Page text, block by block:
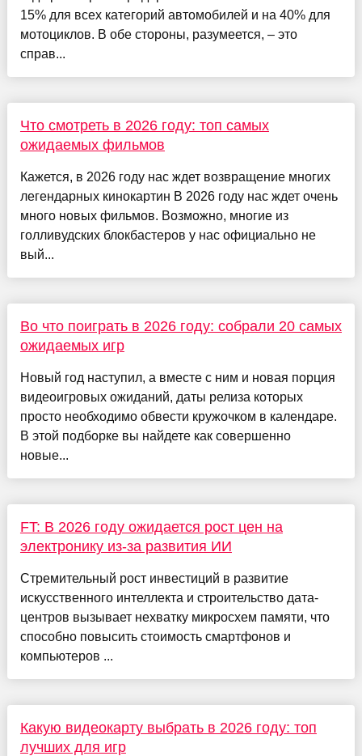
15% для всех категорий автомобилей и на 40% для
мотоциклов. В обе стороны, разумеется, – это
справ...
Что смотреть в 2026 году: топ самых
ожидаемых фильмов
Кажется, в 2026 году нас ждет возвращение многих
легендарных кинокартин В 2026 году нас ждет очень
много новых фильмов. Возможно, многие из
голливудских блокбастеров у нас официально не
вый...
Во что поиграть в 2026 году: собрали 20 самых
ожидаемых игр
Новый год наступил, а вместе с ним и новая порция
видеоигровых ожиданий, даты релиза которых
просто необходимо обвести кружочком в календаре.
В этой подборке вы найдете как совершенно
новые...
FT: В 2026 году ожидается рост цен на
электронику из-за развития ИИ
Стремительный рост инвестиций в развитие
искусственного интеллекта и строительство дата-
центров вызывает нехватку микросхем памяти, что
способно повысить стоимость смартфонов и
компьютеров ...
Какую видеокарту выбрать в 2026 году: топ
лучших для игр